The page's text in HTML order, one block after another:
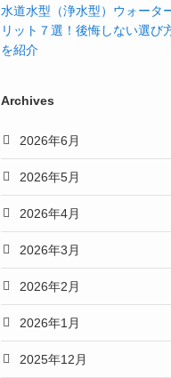
水道水型（浄水型）ウォータ
リット７選！後悔しない選び
を紹介
Archives
2026年6月
2026年5月
2026年4月
2026年3月
2026年2月
2026年1月
2025年12月